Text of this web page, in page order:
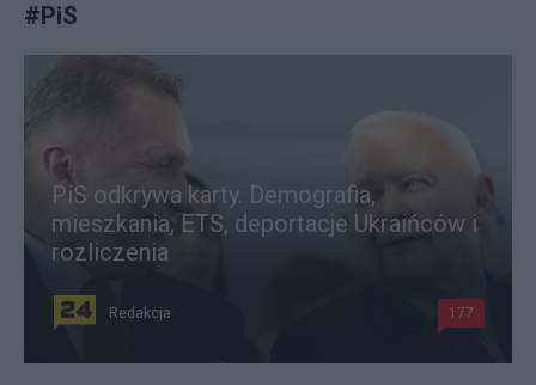
#PiS
PiS odkrywa karty. Demografia,
mieszkania, ETS, deportacje Ukraińców i
rozliczenia
Redakcja 177